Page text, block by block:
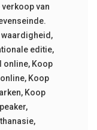
verkoop van
,
editie,
online, Koop
, Koop
, Koop
,
,